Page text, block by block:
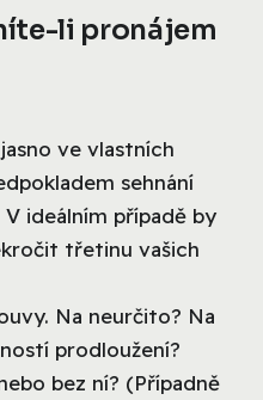
li pronájem
ve vlastních
sehnání
ideálním případě by
třetinu vašich
Na neurčito? Na
prodloužení?
bez ní? (Případně